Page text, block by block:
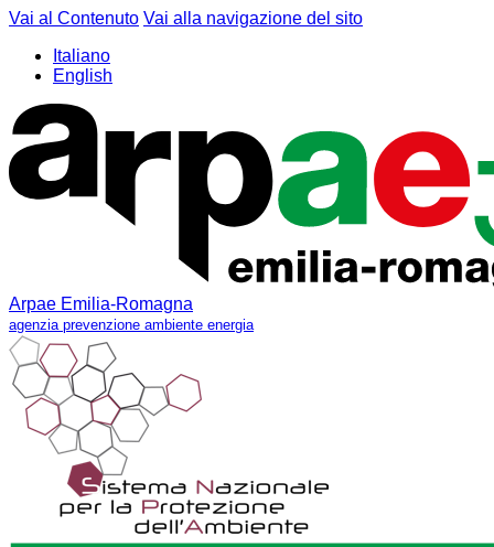
Vai al Contenuto Vai alla navigazione del sito
Italiano
English
Arpae Emilia-Romagna
agenzia prevenzione ambiente energia